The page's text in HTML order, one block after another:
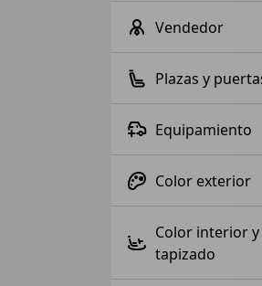
Vendedor
Plazas y
Equipamiento
Color exterior
Color interior y
tapizado